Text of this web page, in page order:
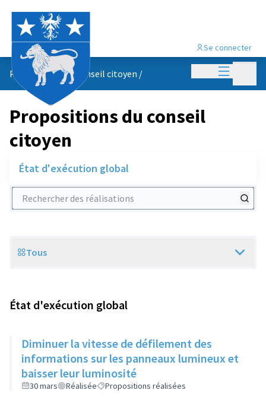
Menu
Se connecter
Propositions du conseil citoyen /
Propositions du conseil
citoyen
État d'exécution global
Rechercher des réalisations
Scope
Tous
État d'exécution global
Diminuer la vitesse de défilement des
informations sur les panneaux lumineux et
baisser leur luminosité
30 mars Réalisée Propositions réalisées